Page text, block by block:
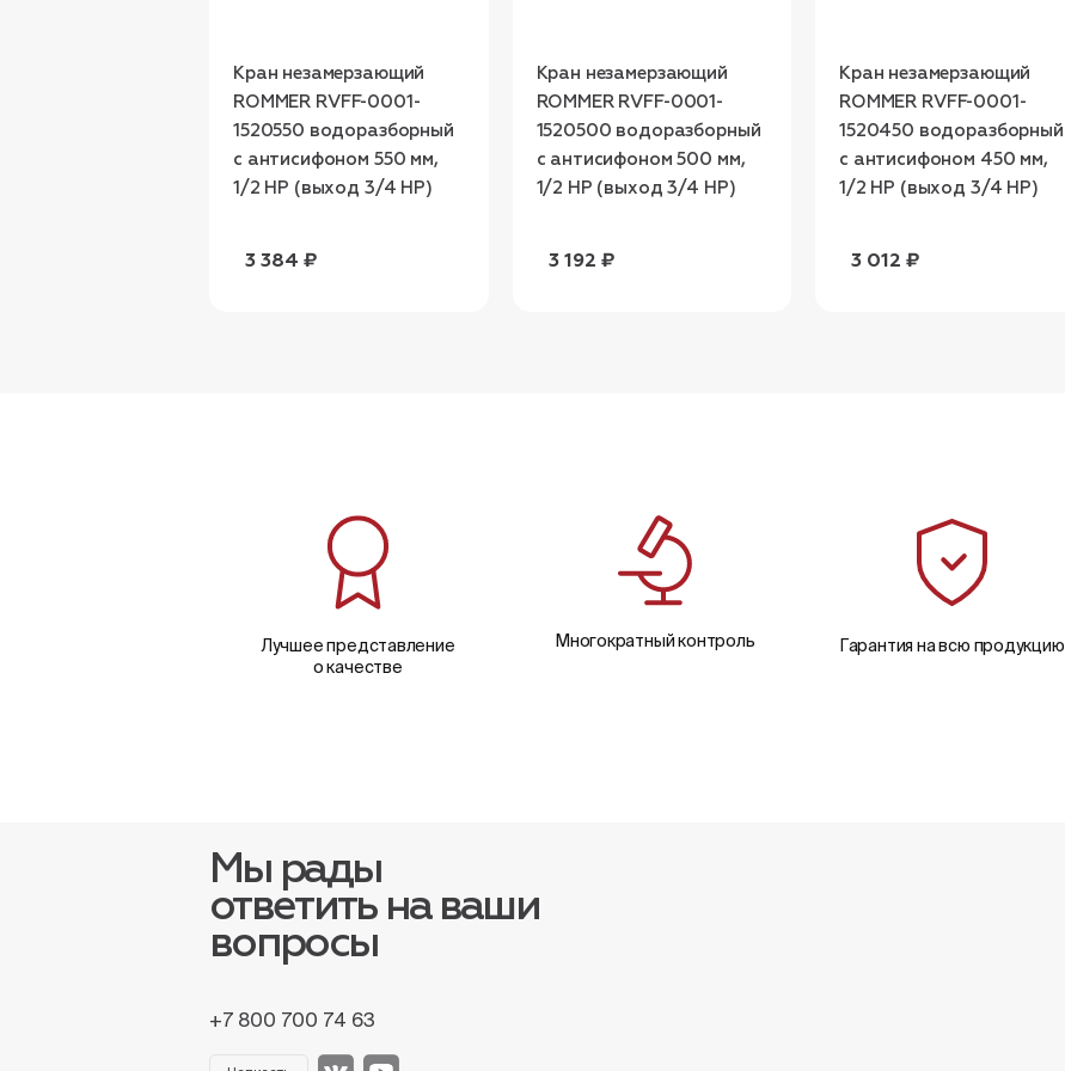
Кран незамерзающий
ROMMER RVFF-0001-
1520550 водоразборный
с антисифоном 550 мм,
1/2 НР (выход 3/4 НР)
3 384 ₽
Кран незамерзающий
ROMMER RVFF-0001-
1520500 водоразборный
с антисифоном 500 мм,
1/2 НР (выход 3/4 НР)
3 192 ₽
Кран незамерзающий
ROMMER RVFF-0001-
1520450 водоразборный
с антисифоном 450 мм,
1/2 НР (выход 3/4 НР)
3 012 ₽
Лучшее представление
о качестве
Многократный контроль Гарантия на всю продукцию
Мы рады
ответить на ваши
вопросы
+7 800 700 74 63